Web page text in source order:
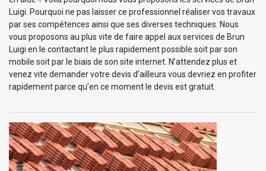
Luigi. Pourquoi ne pas laisser ce professionnel réaliser vos travaux
par ses compétences ainsi que ses diverses techniques. Nous
vous proposons au plus vite de faire appel aux services de Brun
Luigi en le contactant le plus rapidement possible soit par son
mobile soit par le biais de son site internet. N’attendez plus et
venez vite demander votre devis d’ailleurs vous devriez en profiter
rapidement parce qu’en ce moment le devis est gratuit.